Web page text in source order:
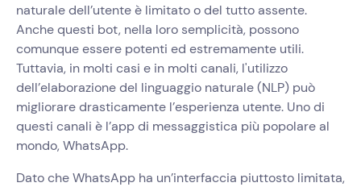
naturale dell’utente è limitato o del tutto assente.
Anche questi bot, nella loro semplicità, possono
comunque essere potenti ed estremamente utili.
Tuttavia, in molti casi e in molti canali, l'utilizzo
dell’elaborazione del linguaggio naturale (NLP) può
migliorare drasticamente l’esperienza utente. Uno di
questi canali è l’app di messaggistica più popolare al
mondo, WhatsApp.
Dato che WhatsApp ha un’interfaccia piuttosto limitata,